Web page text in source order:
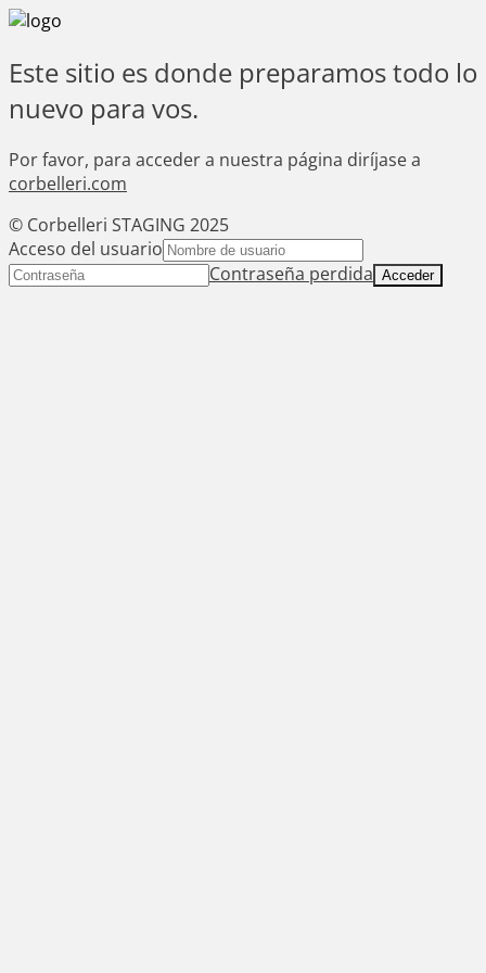
Este sitio es donde preparamos todo lo
nuevo para vos.
Por favor, para acceder a nuestra página diríjase a
corbelleri.com
© Corbelleri STAGING 2025
Acceso del usuario
Contraseña perdida